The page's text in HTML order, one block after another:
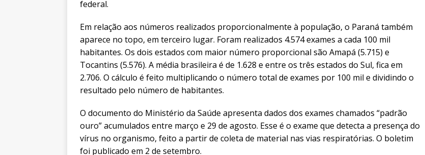
federal.
Em relação aos números realizados proporcionalmente à população, o Paraná também
aparece no topo, em terceiro lugar. Foram realizados 4.574 exames a cada 100 mil
habitantes. Os dois estados com maior número proporcional são Amapá (5.715) e
Tocantins (5.576). A média brasileira é de 1.628 e entre os três estados do Sul, fica em
2.706. O cálculo é feito multiplicando o número total de exames por 100 mil e dividindo o
resultado pelo número de habitantes.
O documento do Ministério da Saúde apresenta dados dos exames chamados “padrão
ouro” acumulados entre março e 29 de agosto. Esse é o exame que detecta a presença do
vírus no organismo, feito a partir de coleta de material nas vias respiratórias. O boletim
foi publicado em 2 de setembro.